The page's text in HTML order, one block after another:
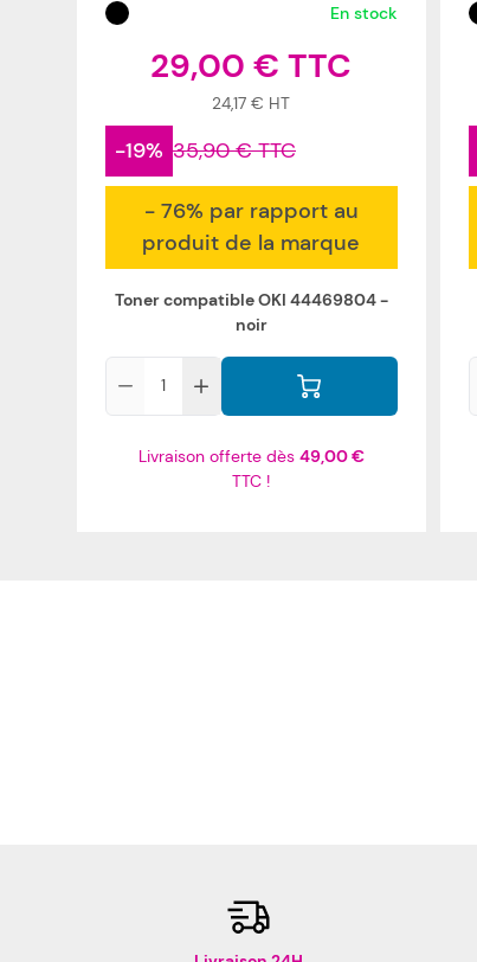
En stock
29,00 €
24,17 €
-19% 35,90 €
- 76% par rapport au
produit de la marque
Toner compatible OKI 44469804 -
noir
Livraison offerte dès 49,00 €
TTC !